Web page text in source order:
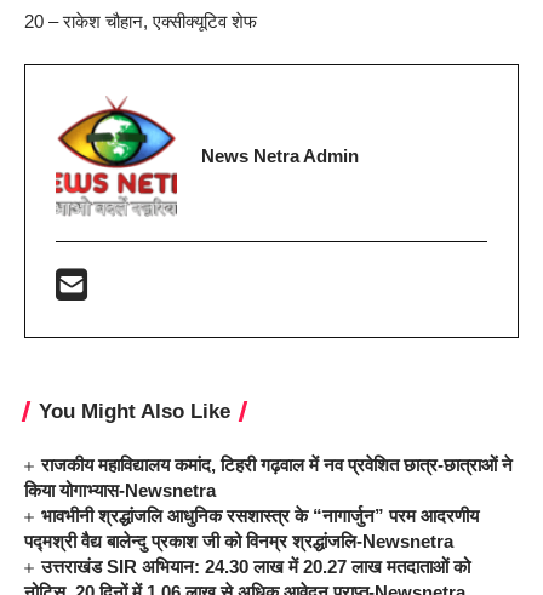
20 – राकेश चौहान, एक्सीक्यूटिव शेफ
News Netra Admin
You Might Also Like
राजकीय महाविद्यालय कमांद, टिहरी गढ़वाल में नव प्रवेशित छात्र-छात्राओं ने
किया योगाभ्यास-Newsnetra
भावभीनी श्रद्धांजलि आधुनिक रसशास्त्र के “नागार्जुन” परम आदरणीय
पद्मश्री वैद्य बालेन्दु प्रकाश जी को विनम्र श्रद्धांजलि-Newsnetra
उत्तराखंड SIR अभियान: 24.30 लाख में 20.27 लाख मतदाताओं को